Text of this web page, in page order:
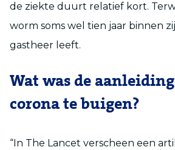
de ziekte duurt relatief kort.
worm soms wel tien jaar binnen
gastheer leeft.
Wat was de
corona te buigen?
“In The Lancet verscheen een